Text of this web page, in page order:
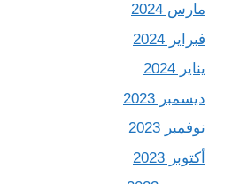
مارس 2024
فبراير 2024
يناير 2024
ديسمبر 2023
نوفمبر 2023
أكتوبر 2023